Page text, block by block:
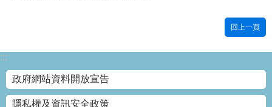
寶
箱
網
回上一頁
:::
政府網站資料開放宣告
隱私權及資訊安全政策